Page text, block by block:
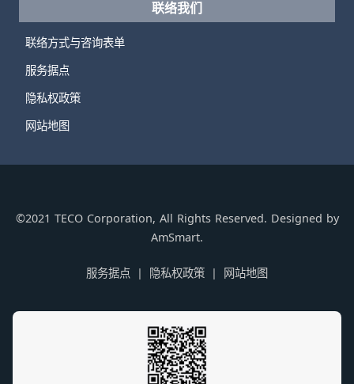
联络我们
联络方式与咨询表单
服务据点
隐私权政策
网站地图
©2021 TECO Corporation, All Rights Reserved. Designed by
AmSmart.
服务据点 隐私权政策 网站地图